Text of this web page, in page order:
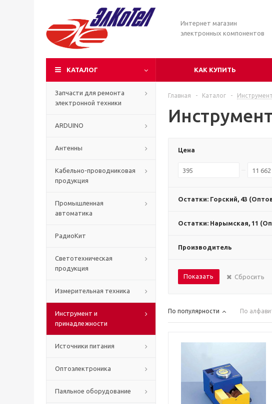
Интернет магазин
электронных компонентов
КАТАЛОГ КАК КУПИТЬ
Запчасти для ремонта
электронной техники
ARDUINO
Антенны
Кабельно-проводниковая
продукция
Промышленная
автоматика
РадиоКит
Светотехническая
продукция
Измерительная техника
Инструмент и
принадлежности
Источники питания
Оптоэлектроника
Паяльное оборудование
Главная - Каталог -
Цена
Остатки: Горский, 43
Остатки: Нарымская, 11
Производитель
Показать Сбросить
По популярности По